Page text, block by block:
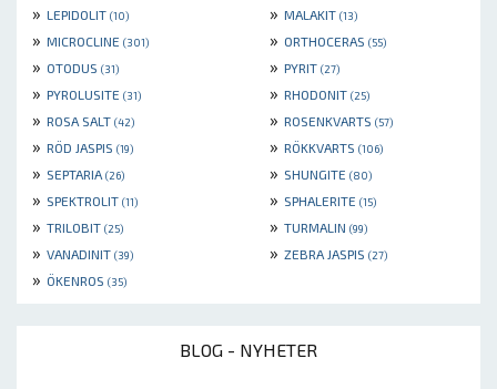
» LEPIDOLIT (10) » MALAKIT (13)
» MICROCLINE (301) » ORTHOCERAS (55)
» OTODUS (31) » PYRIT (27)
» PYROLUSITE (31) » RHODONIT (25)
» ROSA SALT (42) » ROSENKVARTS (57)
» RÖD JASPIS (19) » RÖKKVARTS (106)
» SEPTARIA (26) » SHUNGITE (80)
» SPEKTROLIT (11) » SPHALERITE (15)
» TRILOBIT (25) » TURMALIN (99)
» VANADINIT (39) » ZEBRA JASPIS (27)
» ÖKENROS (35)
BLOG - NYHETER